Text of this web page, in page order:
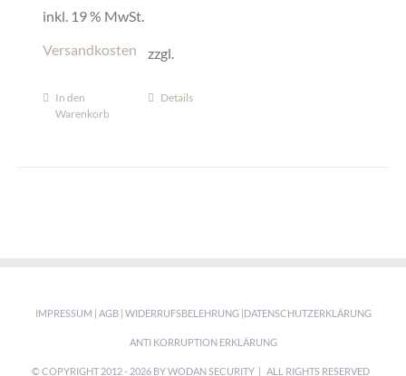
inkl. 19 % MwSt.
zzgl.
Versandkosten
In den
Warenkorb
Details
IMPRESSUM AGB| WIDERRUFSBELEHRUNG| DATENSCHUTZERKLÄRUNG
ANTI KORRUPTION ERKLÄRUNG
© COPYRIGHT 2012 - 2026 BY WODAN SECURITY | ALL RIGHTS RESERVED